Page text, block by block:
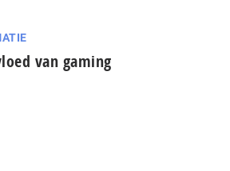
van gaming